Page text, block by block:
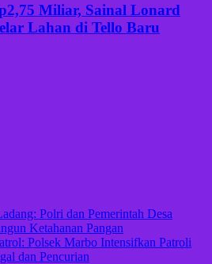
Miliar, Sainal Lonard
Lahan di Tello Baru
Polri dan Pemerintah Desa
Ketahanan Pangan
Polsek Marbo Intensifkan Patroli
dan Pencurian